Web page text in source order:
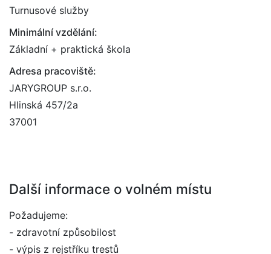
Turnusové služby
Minimální vzdělání:
Základní + praktická škola
Adresa pracoviště:
JARYGROUP s.r.o.
Hlinská 457/2a
37001
Další informace o volném místu
Požadujeme:
- zdravotní způsobilost
- výpis z rejstříku trestů